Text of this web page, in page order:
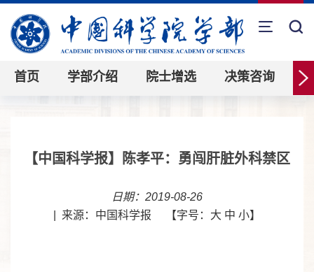
首页 学部介绍 院士增选 决策咨询
【中国科学报】陈孝平：勇闯肝脏外科禁区
日期：2019-08-26
来源：中国科学报 【字号： 大 中 小】